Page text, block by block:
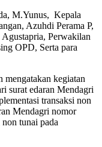
M.Yunus, Kepala
Azuhdi Perama P,
Perwakilan
OPD, Serta para
mengatakan kegiatan
surat edaran Mendagri
transaksi non
Mendagri nomor
tunai pada